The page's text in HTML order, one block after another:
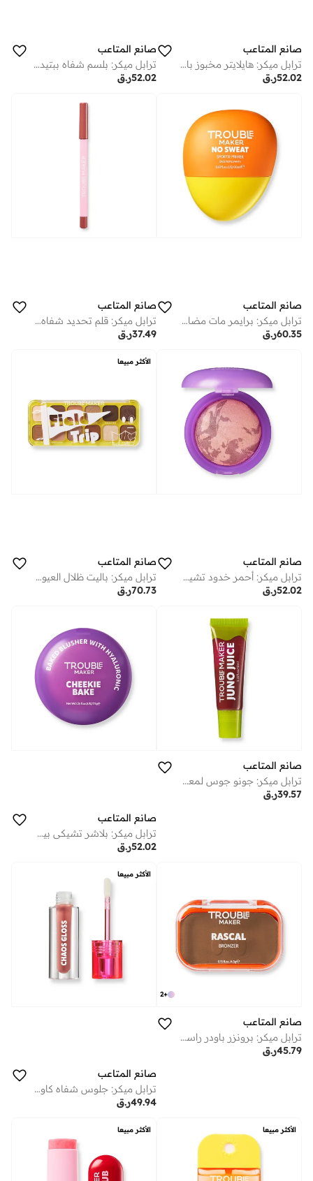
صانع المتاعب
ترابل ميكر: هايلايتر مخبوز بالزبدة جليزد دونات لايت بينك
ر.ق52.02
صانع المتاعب
ترابل ميكر: بلسم شفاه ببتيد بيكيوليار سويت توث
ر.ق52.02
صانع المتاعب
ترابل ميكر: برايمر مات مضاد للعرق نو سويت
ر.ق60.35
صانع المتاعب
ترابل ميكر: قلم تحديد شفاه أوفردو إت ساي لس لايت نيود
ر.ق37.49
صانع المتاعب
ترابل ميكر: أحمر خدود تشيكي بيك توستي لايت بينك
ر.ق52.02
الأكثر مبيعا
صانع المتاعب
ترابل ميكر: باليت ظلال العيون ترابل شادو فيلد تريب
ر.ق70.73
صانع المتاعب
ترابل ميكر: جونو جوس لمعة شفاه ديفي بيري
ر.ق39.57
صانع المتاعب
ترابل ميكر: بلاشر تشيكي بيك مخبوز بيتي بيكس هوت بينك
ر.ق52.02
+
2
صانع المتاعب
ترابل ميكر: برونزر باودر راسكال كريتشر
ر.ق45.79
الأكثر مبيعا
صانع المتاعب
ترابل ميكر: جلوس شفاه كاوس جوي رايد نيود
ر.ق49.94
الأكثر مبيعا الأكثر مبيعا